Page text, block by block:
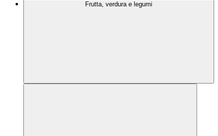
Frutta, verdura e legumi